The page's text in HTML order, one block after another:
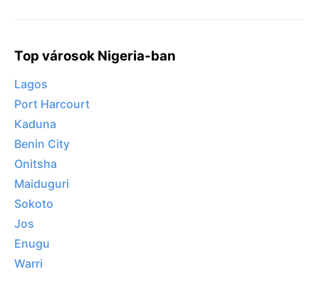
Top városok Nigeria-ban
Lagos
Port Harcourt
Kaduna
Benin City
Onitsha
Maiduguri
Sokoto
Jos
Enugu
Warri